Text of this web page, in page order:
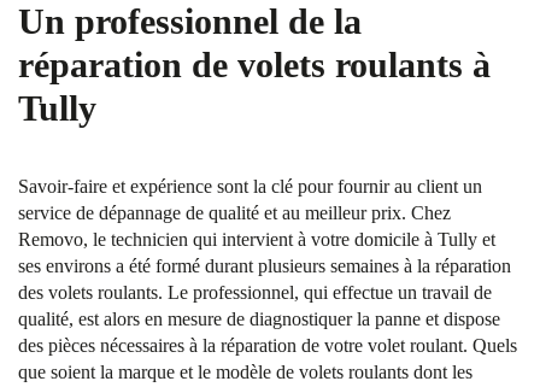
Un professionnel de la
réparation de volets roulants à
Tully
Savoir-faire et expérience sont la clé pour fournir au client un
service de dépannage de qualité et au meilleur prix. Chez
Removo, le technicien qui intervient à votre domicile à Tully et
ses environs a été formé durant plusieurs semaines à la réparation
des volets roulants. Le professionnel, qui effectue un travail de
qualité, est alors en mesure de diagnostiquer la panne et dispose
des pièces nécessaires à la réparation de votre volet roulant. Quels
que soient la marque et le modèle de volets roulants dont les